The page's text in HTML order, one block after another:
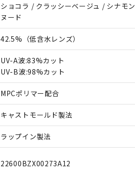
ショコラ / クラッシーベージュ / シナモン
ヌード
42.5%（低含水レンズ）
UV-A波:83%カット
UV-B波:98%カット
MPCポリマー配合
キャストモールド製法
ラップイン製法
22600BZX00273A12